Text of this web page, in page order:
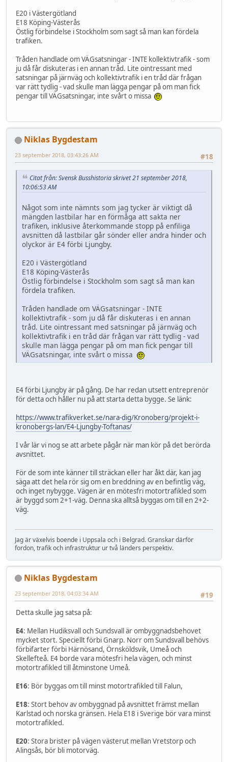
E20 i Västergötland
E18 Köping-Västerås
Östlig förbindelse i Stockholm som sagt så man kan fördela
trafiken.
Tråden handlade om VÄGsatsningar - INTE kollektivtrafik - som
ju då får diskuteras i en annan tråd. Lite ointressant med
satsningar på järnväg och kollektivtrafik i en tråd där frågan
var rätt tydlig - vad skulle man lägga pengar på om man fick
pengar till VÄGsatsningar, inte svårt o missa
Niklas Bygdestam
#18
23 september 2018, 03:43:26 AM
Citat från: Svensk Busshistoria skrivet 21 september 2018,
10:06:53 AM
Något som inte nämnts som jag tycker är viktigt då
mängden lastbilar har en förmåga att sakta ner
trafiken, inklusive återkommande stopp på enfiliga
avsnitten då lastbilar går sönder eller andra hinder och
olyckor är E4 förbi Ljungby.
E20 i Västergötland
E18 Köping-Västerås
Östlig förbindelse i Stockholm som sagt så man kan
fördela trafiken.
Tråden handlade om VÄGsatsningar - INTE
kollektivtrafik - som ju då får diskuteras i en annan
tråd. Lite ointressant med satsningar på järnväg och
kollektivtrafik i en tråd där frågan var rätt tydlig - vad
skulle man lägga pengar på om man fick pengar till
VÄGsatsningar, inte svårt o missa
E4 förbi Ljungby är på gång. De har redan utsett entreprenör
för detta och håller nu på att starta detta bygge. Se länk:
https://www.trafikverket.se/nara-dig/Kronoberg/projekt-i-
kronobergs-lan/E4-Ljungby-Toftanas/
I vår lär vi nog se att arbete pågår när man kör på det berörda
avsnittet.
För de som inte känner till sträckan eller har åkt där, kan jag
säga att det hela rör sig om en breddning av en befintlig väg,
och inget nybygge. Vägen är en mötesfri motortrafikled som
är byggd som 2+1-väg. Denna ska alltså byggas om till en 2+2-
väg.
Jag är växelvis boende i Uppsala och i Belgrad. Granskar därför
fordon, trafik och infrastruktur ur två länders perspektiv.
Niklas Bygdestam
#19
23 september 2018, 04:03:34 AM
Detta skulle jag satsa på:
E4: Mellan Hudiksvall och Sundsvall är ombyggnadsbehovet
mycket stort. Speciellt förbi Gnarp. Norr om Sundsvall behövs
förbifarter förbi Härnösand, Örnsköldsvik, Umeå och
Skellefteå. E4 borde vara mötesfri hela vägen, och minst
motortrafikled till åtminstone Umeå.
E16: Bör byggas om till minst motortrafikled till Falun,
E18: Stort behov av ombyggnad på avsnittet främst mellan
Karlstad och norska gränsen. Hela E18 i Sverige bör vara minst
motortrafikled.
E20: Stora brister på vägen västerut mellan Vretstorp och
Alingsås, bör bli motorväg.